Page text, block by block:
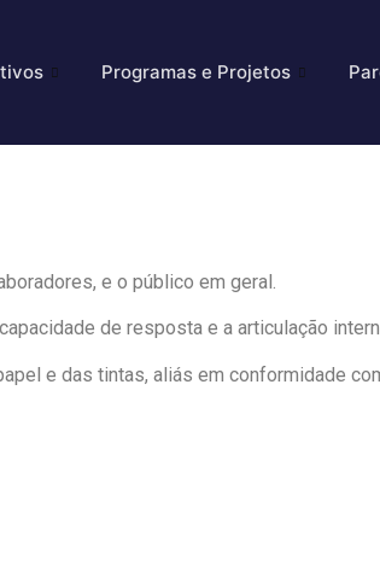
Programas e Projetos
e o público em geral.
de resposta e a articulação
e das tintas, aliás em conformidade